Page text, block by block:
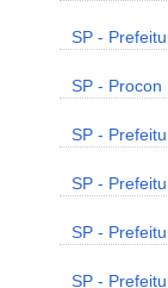
SP -
SP - Procon
SP -
SP -
SP -
SP -